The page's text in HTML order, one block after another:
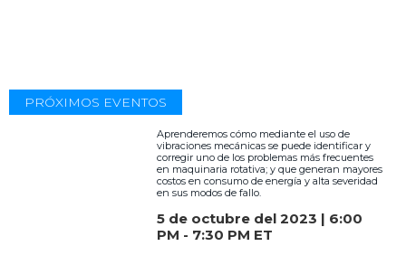
PRÓXIMOS EVENTOS
Aprenderemos cómo mediante el uso de
vibraciones mecánicas se puede identificar y
corregir uno de los problemas más frecuentes
en maquinaria rotativa; y que generan mayores
costos en consumo de energía y alta severidad
en sus modos de fallo.
5 de octubre del 2023 | 6:00
PM - 7:30 PM ET